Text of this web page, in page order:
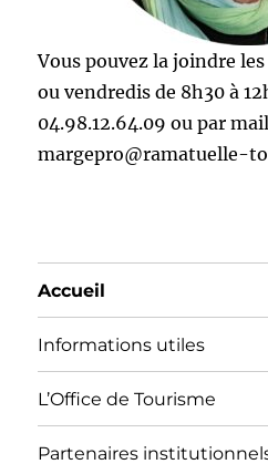
Vous pouvez la joindre
ou vendredis de 8h30 à
04.98.12.64.09 ou par
margepro@ramatuelle-
Accueil
Informations utiles
L’Office de Tourisme
Partenaires